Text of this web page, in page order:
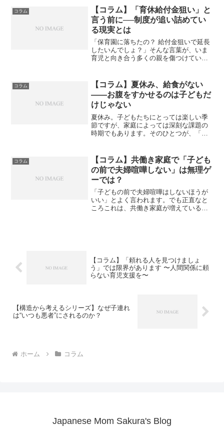
トでは「独身いじめでは？」「独身差別
だ」といった声が多数見ら...
コラム
【コラム】「育休給付金狙い」と
言う前に──制度が追い詰めてい
る現実とは
「保育園に落ちたの？ 給付金狙いで延長
したいんでしょ？」そんな言葉が、いま
育児と向き合う多くの親を傷つけていま
しょうか。---■ 1歳で復帰しなければなら
ない空気感日本...
コラム
【コラム】夏休み、給食がない
——お腹をすかせるのは子どもだ
けじゃない
夏休み。子どもたちにとっては楽しい季
節ですが、家庭によっては深刻な課題の
時期でもあります。そのひとつが、「給
余裕のない家庭では、子どもに食べさせ
るために、親自身が食事を...
コラム
【コラム】共働き家庭で「子ども
の前で夫婦喧嘩しない」は無理ゲ
ーでは？
「子どもの前で夫婦喧嘩はしないほうが
いい」とよく言われます。でも正直なと
ころこれは、共働き家庭が増えている
【コラム】「頼れる人を見つけましょ
う」では限界があります 〜人間関係に頼
らない育児支援を〜
【構造から考えるシリーズ】なぜ子連れ
は“いつも悪者”にされるのか？
ホーム コラム
Japanese Mom Sakura's Blog